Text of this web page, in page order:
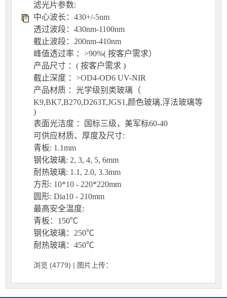
滤光片参数:
中心波长：430+/-5nm
透过波段：430nm-1100nm
截止波段：200nm-410nm
峰值透过率 ：>90%( 按客户需求）
产品尺寸 ：( 按客户需求 )
截止深度 ：>OD4-OD6 UV-NIR
产品材质 ：光学级别类玻璃（
K9,BK7,B270,D263T,JGS1,颜色玻璃,浮法玻璃等
)
表面光洁度 ：国标三级，美军标60-40
可供应材质、厚度及尺寸:
青板: 1.1mm
钢化玻璃: 2, 3, 4, 5, 6mm
耐热玻璃: 1.1, 2.0, 3.3mm
方形: 10*10 - 220*220mm
圆形: Dia10 - 210mm
最高安全温度:
青板：150℃
钢化玻璃：250℃
耐热玻璃：450℃
浏览 (4779) | 图片上传：